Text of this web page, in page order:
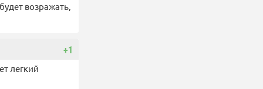
возражать,
+1
легкий